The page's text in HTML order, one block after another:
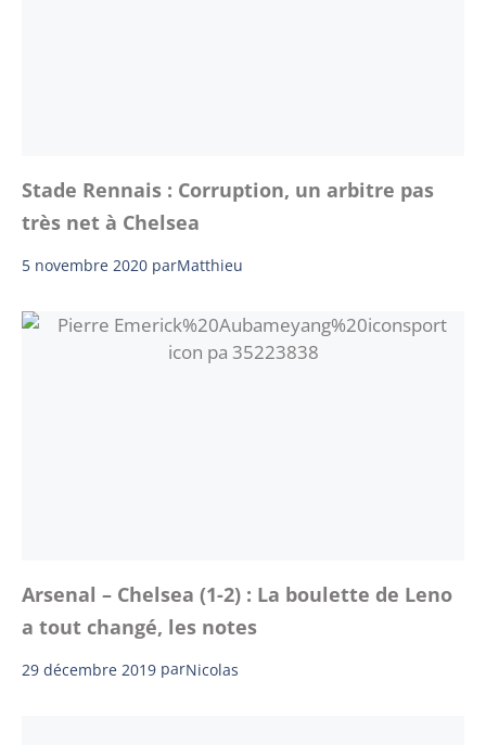
Stade Rennais : Corruption, un arbitre pas
très net à Chelsea
5 novembre 2020 parMatthieu
Arsenal – Chelsea (1-2) : La boulette de Leno
a tout changé, les notes
29 décembre 2019 parNicolas